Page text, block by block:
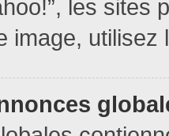
les
image, utilisez